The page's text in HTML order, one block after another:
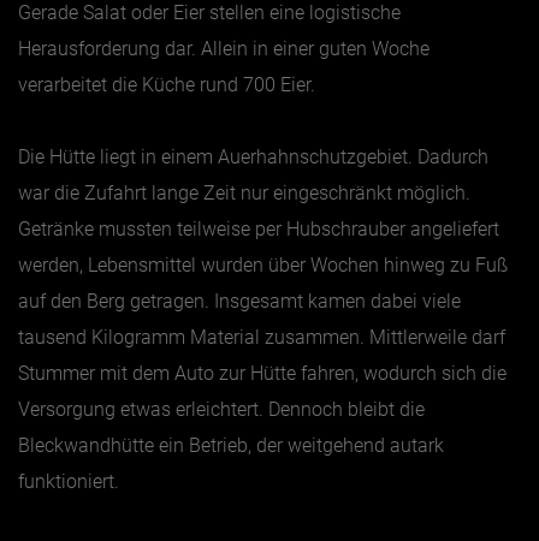
Gerade Salat oder Eier stellen eine logistische
Herausforderung dar. Allein in einer guten Woche
verarbeitet die Küche rund 700 Eier.
Die Hütte liegt in einem Auerhahnschutzgebiet. Dadurch
war die Zufahrt lange Zeit nur eingeschränkt möglich.
Getränke mussten teilweise per Hubschrauber angeliefert
werden, Lebensmittel wurden über Wochen hinweg zu Fuß
auf den Berg getragen. Insgesamt kamen dabei viele
tausend Kilogramm Material zusammen. Mittlerweile darf
Stummer mit dem Auto zur Hütte fahren, wodurch sich die
Versorgung etwas erleichtert. Dennoch bleibt die
Bleckwandhütte ein Betrieb, der weitgehend autark
funktioniert.